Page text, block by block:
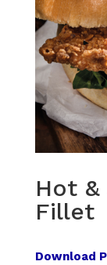
Hot &
Fillet
Download